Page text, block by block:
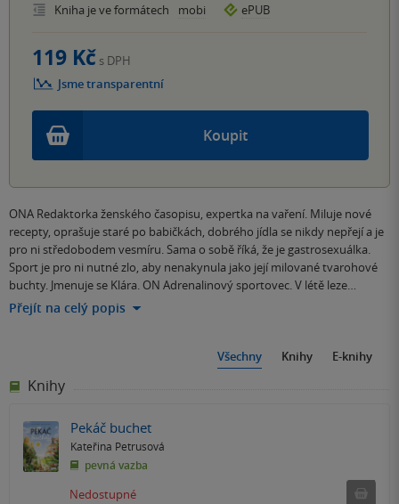
Kniha je ve formátech
mobi ePUB
Koupit
119 Kč s DPH
Jsme transparentní
ONA Redaktorka ženského časopisu, expertka na vaření. Miluje nové
recepty, oprašuje staré po babičkách, dobrého jídla se nikdy nepřejí a je
pro ni středobodem vesmíru. Sama o sobě říká, že je gastrosexuálka.
Sport je pro ni nutné zlo, aby nenakynula jako její milované tvarohové
buchty. Jmenuje se Klára. ON Adrenalinový sportovec. V létě leze…
Přejít na celý popis
Všechny Knihy E-knihy
Knihy
Pekáč buchet
Kateřina Petrusová
pevná vazba
Nedostupné